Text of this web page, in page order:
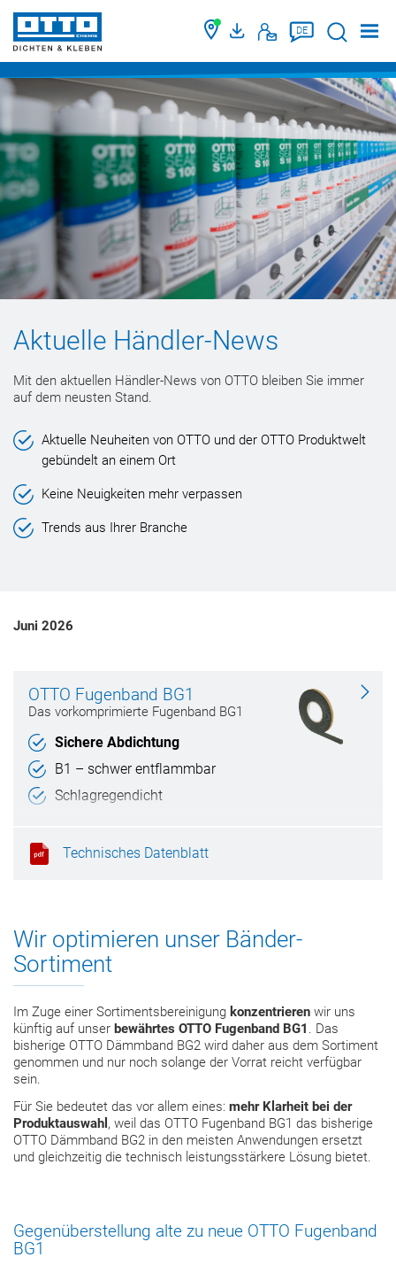
DE Suche
Aktuelle Händler-News
Mit den aktuellen Händler-News von OTTO bleiben Sie immer
auf dem neusten Stand.
Aktuelle Neuheiten von OTTO und der OTTO Produktwelt
gebündelt an einem Ort
Keine Neuigkeiten mehr verpassen
Trends aus Ihrer Branche
Juni 2026
OTTO Fugenband BG1
Das vorkomprimierte Fugenband BG1
Sichere Abdichtung
B1 – schwer entflammbar
Schlagregendicht
Technisches Datenblatt
Wir optimieren unser Bänder-
Sortiment
Im Zuge einer Sortimentsbereinigung konzentrieren wir uns
künftig auf unser bewährtes OTTO Fugenband BG1 . Das
bisherige OTTO Dämmband BG2 wird daher aus dem Sortiment
genommen und nur noch solange der Vorrat reicht verfügbar
sein.
Für Sie bedeutet das vor allem eines: mehr Klarheit bei der
Produktauswahl , weil das OTTO Fugenband BG1 das bisherige
OTTO Dämmband BG2 in den meisten Anwendungen ersetzt
und gleichzeitig die technisch leistungsstärkere Lösung bietet.
Gegenüberstellung alte zu neue OTTO Fugenband
BG1